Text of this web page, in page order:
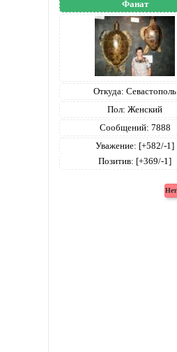
Фанат
Откуда: Севастополь
Пол: Женский
Сообщений: 7888
Уважение: [+582/-1]
Позитив: [+369/-1]